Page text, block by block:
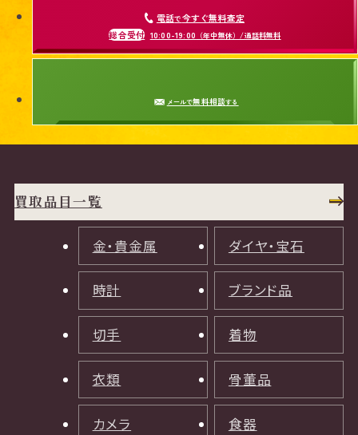
電話で今すぐ無料査定
総合受付 10:00-19:00 （年中無休）/通話料無料
メールで無料相談する
買取品目一覧
金・貴金属 ダイヤ・宝石
時計 ブランド品
切手 着物
衣類 骨董品
カメラ 食器